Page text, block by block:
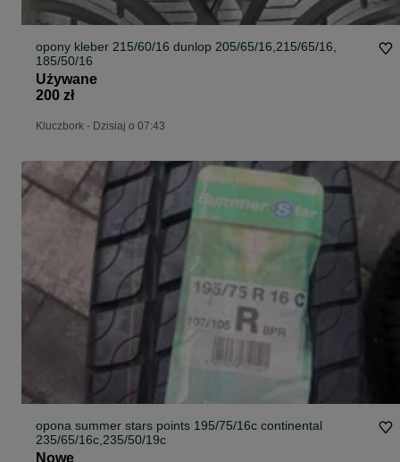
opony kleber 215/60/16 dunlop 205/65/16,215/65/16,
185/50/16
Używane
200 zł
Kluczbork - Dzisiaj o 07:43
opona summer stars points 195/75/16c continental
235/65/16c,235/50/19c
Nowe